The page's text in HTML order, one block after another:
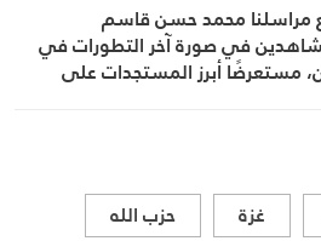
مراسلنا محمد حسن قاسم
في صورة آخر التطورات في
مستعرضًا أبرز المستجدات على
بالشأنين الداخلي والإقليمي
غزة
حزب الله